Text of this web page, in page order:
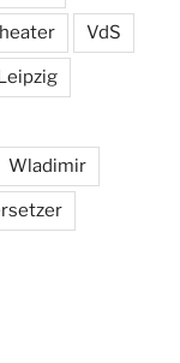
VdS
Wladimir